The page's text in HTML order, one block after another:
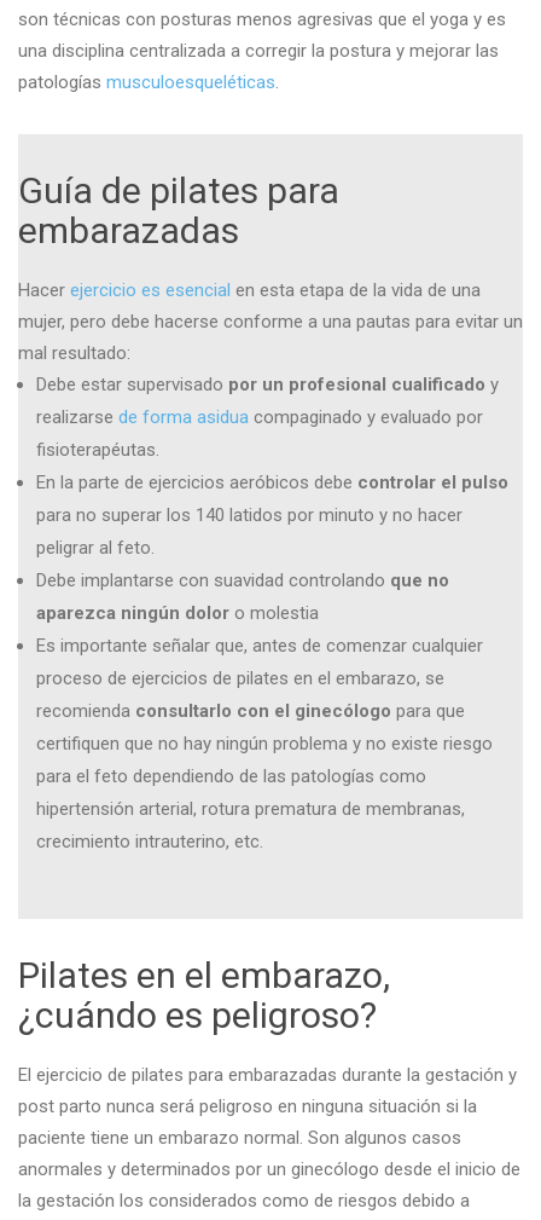
son técnicas con posturas menos agresivas que el yoga y es
una disciplina centralizada a corregir la postura y mejorar las
patologías musculoesqueléticas.
Guía de pilates para
embarazadas
Hacer ejercicio es esencial en esta etapa de la vida de una
mujer, pero debe hacerse conforme a una pautas para evitar un
mal resultado:
Debe estar supervisado por un profesional cualificado y
realizarse de forma asidua compaginado y evaluado por
fisioterapéutas.
En la parte de ejercicios aeróbicos debe controlar el pulso
para no superar los 140 latidos por minuto y no hacer
peligrar al feto.
Debe implantarse con suavidad controlando que no
aparezca ningún dolor o molestia
Es importante señalar que, antes de comenzar cualquier
proceso de ejercicios de pilates en el embarazo, se
recomienda consultarlo con el ginecólogo para que
certifiquen que no hay ningún problema y no existe riesgo
para el feto dependiendo de las patologías como
hipertensión arterial, rotura prematura de membranas,
crecimiento intrauterino, etc.
Pilates en el embarazo,
¿cuándo es peligroso?
El ejercicio de pilates para embarazadas durante la gestación y
post parto nunca será peligroso en ninguna situación si la
paciente tiene un embarazo normal. Son algunos casos
anormales y determinados por un ginecólogo desde el inicio de
la gestación los considerados como de riesgos debido a